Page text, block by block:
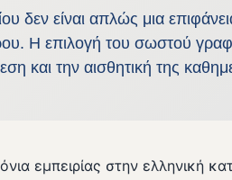
δεν είναι απλώς μια
Η επιλογή του σωστού
και την αισθητική της
εμπειρίας στην ελληνική